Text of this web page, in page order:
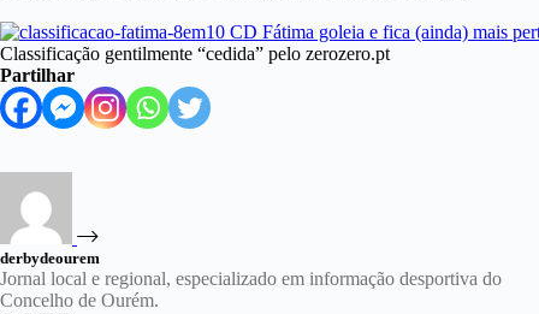
Classificação gentilmente “cedida” pelo zerozero.pt
Partilhar
derbydeourem
Jornal local e regional, especializado em informação desportiva do
Concelho de Ourém.